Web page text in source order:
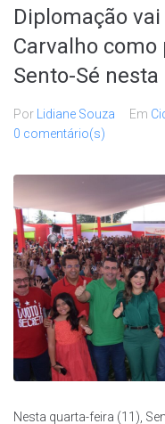
Diplomação
Carvalho
Sento-Sé
Por Lidiane Souza Em
0 comentário(s)
Nesta quarta-feira (11),